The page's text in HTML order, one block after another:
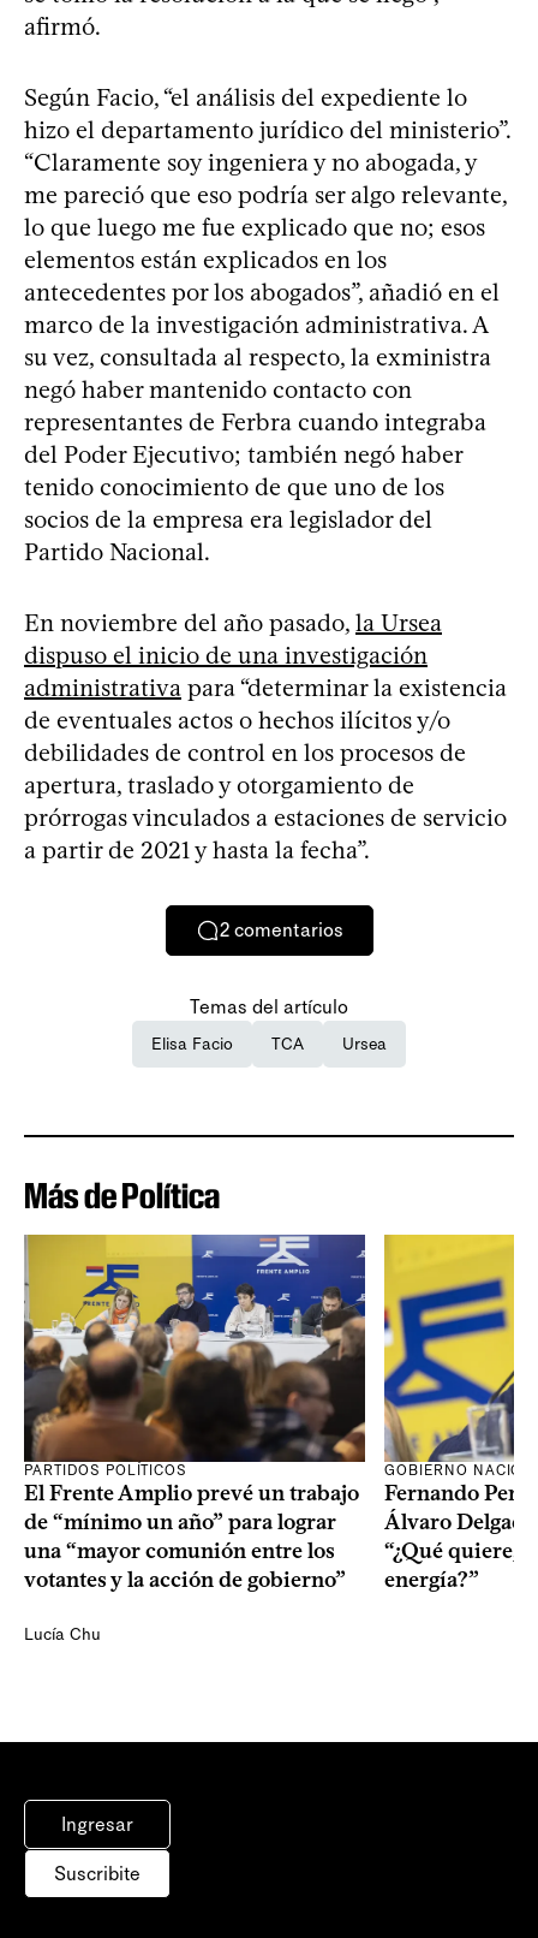
afirmó.
Según Facio, “el análisis del expediente lo
hizo el departamento jurídico del ministerio”.
“Claramente soy ingeniera y no abogada, y
me pareció que eso podría ser algo relevante,
lo que luego me fue explicado que no; esos
elementos están explicados en los
antecedentes por los abogados”, añadió en el
marco de la investigación administrativa. A
su vez, consultada al respecto, la exministra
negó haber mantenido contacto con
representantes de Ferbra cuando integraba
del Poder Ejecutivo; también negó haber
tenido conocimiento de que uno de los
socios de la empresa era legislador del
Partido Nacional.
En noviembre del año pasado, la Ursea
dispuso el inicio de una investigación
administrativa para “determinar la existencia
de eventuales actos o hechos ilícitos y/o
debilidades de control en los procesos de
apertura, traslado y otorgamiento de
prórrogas vinculados a estaciones de servicio
a partir de 2021 y hasta la fecha”.
2 comentarios
Temas del artículo
Elisa Facio TCA Ursea
Más de Política
PARTIDOS POLÍTICOS
El Frente Amplio prevé un trabajo
de “mínimo un año” para lograr
una “mayor comunión entre los
votantes y la acción de gobierno”
Lucía Chu
GOBIERNO
Fernando
Álvaro
“¿Qué quiere,
energía?”
Ingresar
Suscribite